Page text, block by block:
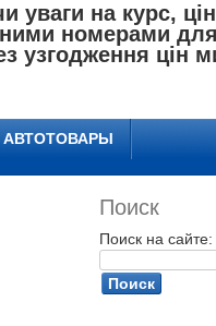
уваги на курс,
номерами для
узгодження цін
АВТОТОВАРЫ
Поиск
Поиск на сайте: